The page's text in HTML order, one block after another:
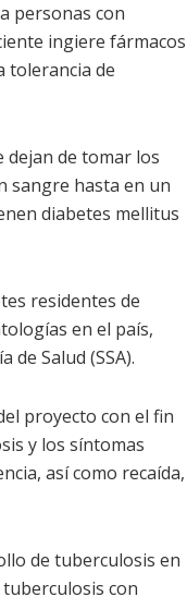
personas con
ingiere fármacos
tolerancia de
dejan de tomar los
sangre hasta en un
diabetes mellitus
residentes de
en el país,
Salud (SSA).
proyecto con el fin
y los síntomas
así como recaída,
de tuberculosis en
con